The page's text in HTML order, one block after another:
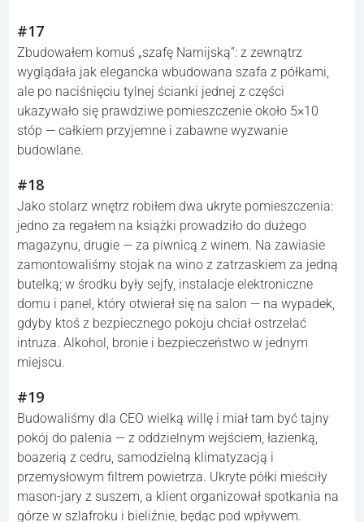
#17
Zbudowałem komuś „szafę Narnijską”: z zewnątrz
wyglądała jak elegancka wbudowana szafa z półkami,
ale po naciśnięciu tylnej ścianki jednej z części
ukazywało się prawdziwe pomieszczenie około 5×10
stóp — całkiem przyjemne i zabawne wyzwanie
budowlane.
#18
Jako stolarz wnętrz robiłem dwa ukryte pomieszczenia:
jedno za regałem na książki prowadziło do dużego
magazynu, drugie — za piwnicą z winem. Na zawiasie
zamontowaliśmy stojak na wino z zatrzaskiem za jedną
butelką; w środku były sejfy, instalacje elektroniczne
domu i panel, który otwierał się na salon — na wypadek,
gdyby ktoś z bezpiecznego pokoju chciał ostrzelać
intruza. Alkohol, bronie i bezpieczeństwo w jednym
miejscu.
#19
Budowaliśmy dla CEO wielką willę i miał tam być tajny
pokój do palenia — z oddzielnym wejściem, łazienką,
boazerią z cedru, samodzielną klimatyzacją i
przemysłowym filtrem powietrza. Ukryte półki mieściły
mason-jary z suszem, a klient organizował spotkania na
górze w szlafroku i bieliźnie, będąc pod wpływem.